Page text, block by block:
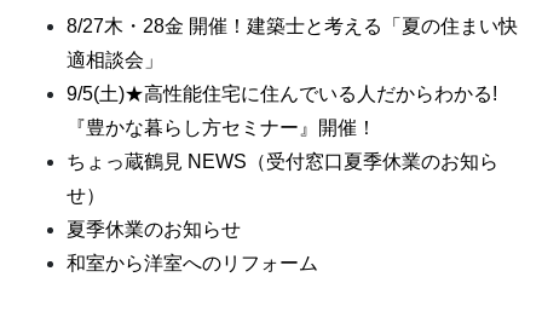
8/27木・28金 開催！建築士と考える「夏の住まい快
適相談会」
9/5(土)★高性能住宅に住んでいる人だからわかる!
『豊かな暮らし方セミナー』開催！
ちょっ蔵鶴見 NEWS（受付窓口夏季休業のお知ら
せ）
夏季休業のお知らせ
和室から洋室へのリフォーム